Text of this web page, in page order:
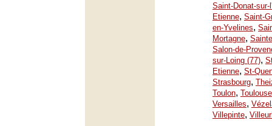
Saint-Donat-sur-
Etienne, Saint-
en-Yvelines,
Mortagne,
Salon-de-
sur-Loing (77),
Etienne, St-
Strasbourg,
Toulon, Toulouse
Versailles,
Villepinte,